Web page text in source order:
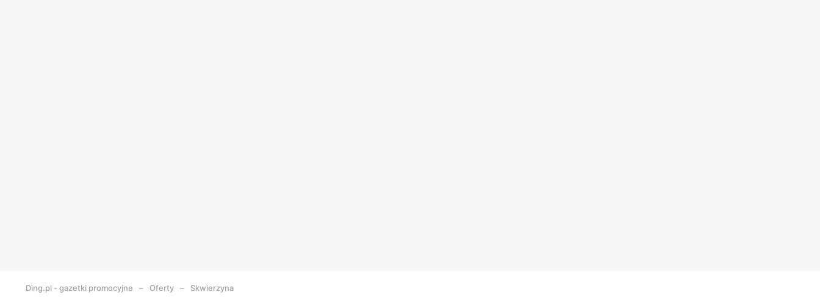
Ding.pl - gazetki promocyjne Oferty Skwierzyna